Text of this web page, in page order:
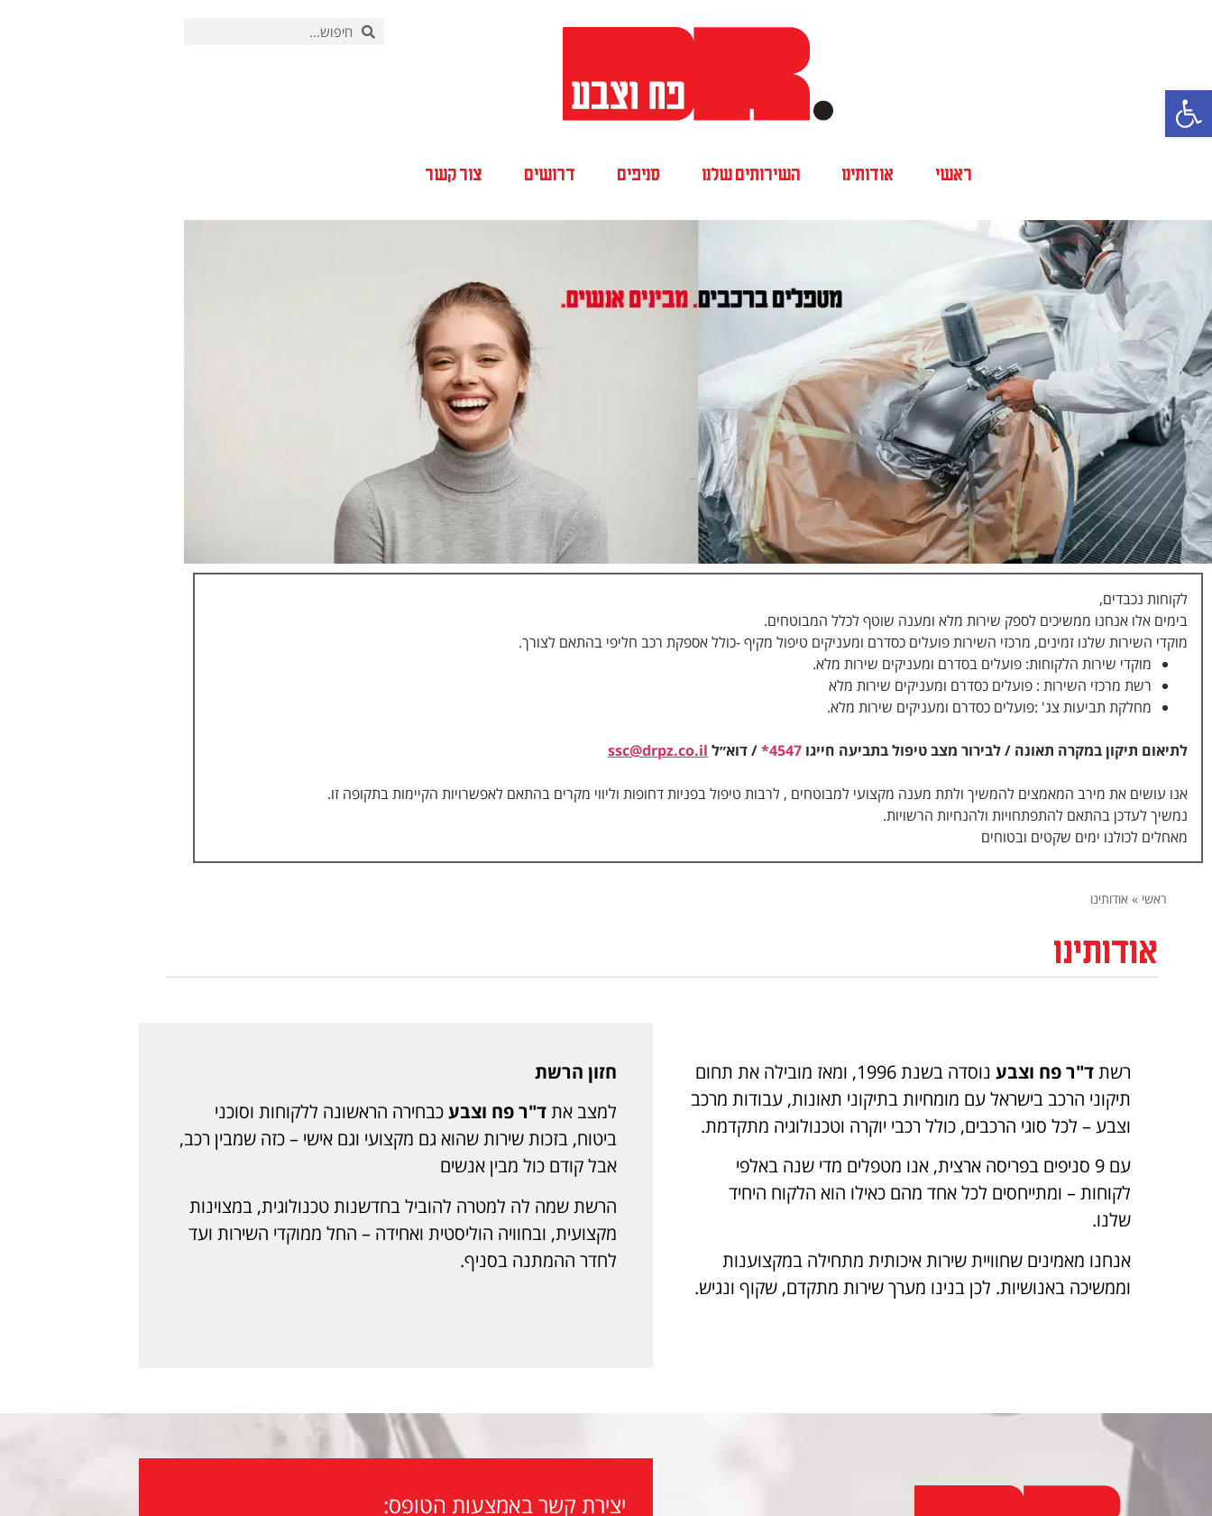
פתח סרגל נגישות
ראשי אודותינו השירותים שלנו סניפים דרושים צור קשר
לקוחות נכבדים,
בימים אלו אנחנו ממשיכים לספק שירות מלא ומענה שוטף לכלל המבוטחים.
מוקדי השירות שלנו זמינים, מרכזי השירות פועלים כסדרם ומעניקים טיפול מקיף -כולל אספקת רכב חליפי בהתאם לצורך.
מוקדי שירות הלקוחות: פועלים בסדרם ומעניקים שירות מלא.
רשת מרכזי השירות : פועלים כסדרם ומעניקים שירות מלא
מחלקת תביעות צג' :פועלים כסדרם ומעניקים שירות מלא.
לתיאום תיקון במקרה תאונה / לבירור מצב טיפול בתביעה חייגו 4547* / דוא״ל ssc@drpz.co.il
אנו עושים את מירב המאמצים להמשיך ולתת מענה מקצועי למבוטחים , לרבות טיפול בפניות דחופות וליווי מקרים בהתאם לאפשרויות הקיימות בתקופה זו.
נמשיך לעדכן בהתאם להתפתחויות ולהנחיות הרשויות.
מאחלים לכולנו ימים שקטים ובטוחים
ראשי » אודותינו
אודותינו
רשתד"ר פח וצבע
נוסדה בשנת 1996, ומאז מובילה את תחום
תיקוני הרכב בישראל עם מומחיות בתיקוני תאונות, עבודות מרכב
וצבע – לכל סוגי הרכבים, כולל רכבי יוקרה וטכנולוגיה מתקדמת.
עם 9 סניפים בפריסה ארצית, אנו מטפלים מדי שנה באלפי
לקוחות – ומתייחסים לכל אחד מהם כאילו הוא הלקוח היחיד
שלנו.
אנחנו מאמינים שחוויית שירות איכותית מתחילה במקצוענות
וממשיכה באנושיות. לכן בנינו מערך שירות מתקדם, שקוף ונגיש.
חזון הרשת
למצב אתד"ר פח וצבעכבחירה הראשונה ללקוחות וסוכני
ביטוח, בזכות שירות שהוא גם מקצועי וגם אישי – כזה שמבין רכב,
אבל קודם כול מבין אנשים
הרשת שמה לה למטרה להוביל בחדשנות טכנולוגית, במצוינות
מקצועית, ובחוויה הוליסטית ואחידה – החל ממוקדי השירות ועד
לחדר ההמתנה בסניף.
יצירת קשר באמצעות הטופס: